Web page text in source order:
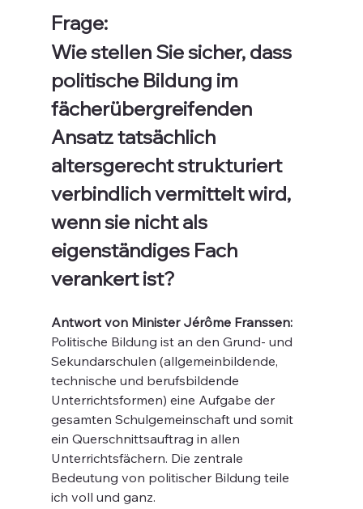
Frage:
Wie stellen Sie sicher, dass
politische Bildung im
fächerübergreifenden
Ansatz tatsächlich
altersgerecht strukturiert
verbindlich vermittelt wird,
wenn sie nicht als
eigenständiges Fach
verankert ist?
Antwort von Minister Jérôme Franssen:
Politische Bildung ist an den Grund- und
Sekundarschulen (allgemeinbildende,
technische und berufsbildende
Unterrichtsformen) eine Aufgabe der
gesamten Schulgemeinschaft und somit
ein Querschnittsauftrag in allen
Unterrichtsfächern. Die zentrale
Bedeutung von politischer Bildung teile
ich voll und ganz.